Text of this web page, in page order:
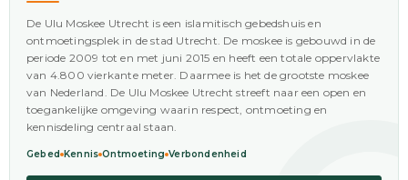
De Ulu Moskee Utrecht is een islamitisch gebedshuis en
ontmoetingsplek in de stad Utrecht. De moskee is gebouwd in de
periode 2009 tot en met juni 2015 en heeft een totale oppervlakte
van 4.800 vierkante meter. Daarmee is het de grootste moskee
van Nederland. De Ulu Moskee Utrecht streeft naar een open en
toegankelijke omgeving waarin respect, ontmoeting en
kennisdeling centraal staan.
Gebed Kennis Ontmoeting Verbondenheid